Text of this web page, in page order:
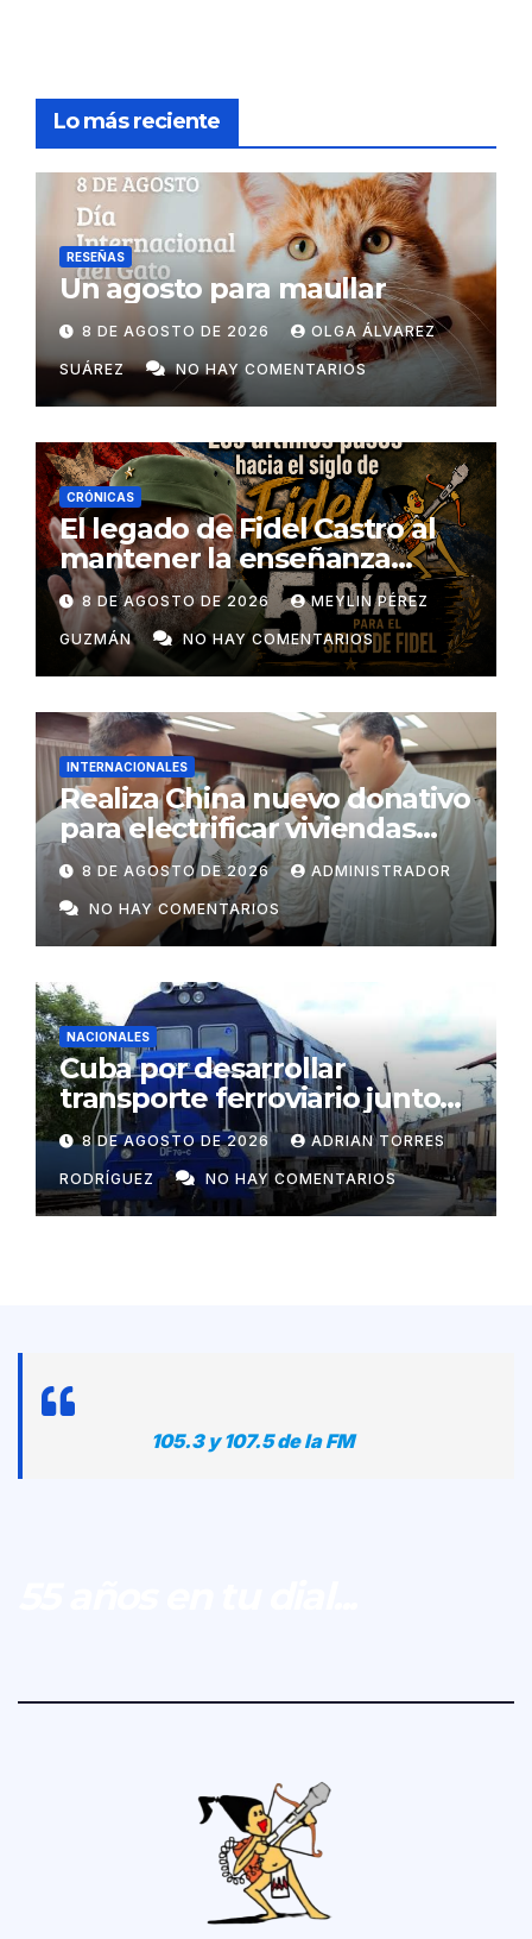
Lo más reciente
RESEÑAS
Un agosto para maullar
8 DE AGOSTO DE 2026 OLGA ÁLVAREZ
SUÁREZ NO HAY COMENTARIOS
CRÓNICAS
El legado de Fidel Castro al
mantener la enseñanza
como un derecho universal
8 DE AGOSTO DE 2026 MEYLIN PÉREZ
GUZMÁN NO HAY COMENTARIOS
INTERNACIONALES
Realiza China nuevo donativo
para electrificar viviendas
rurales aisladas y garantizar
respaldo energético a
centros vitales
8 DE AGOSTO DE 2026 ADMINISTRADOR
NO HAY COMENTARIOS
NACIONALES
Cuba por desarrollar
transporte ferroviario junto
con Rusia
8 DE AGOSTO DE 2026 ADRIAN TORRES
RODRÍGUEZ NO HAY COMENTARIOS
105.3 y 107.5 de la FM